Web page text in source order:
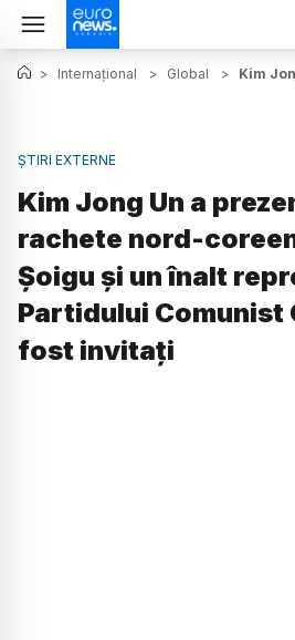
> Internațional > Global > Kim
ȘTIRI EXTERNE
Kim Jong Un a
rachete nord-
Șoigu și un înalt
Partidului Comunist
fost invitați